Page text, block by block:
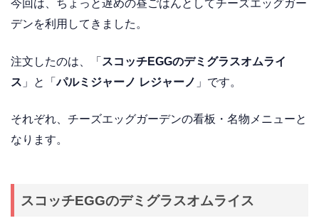
今回は、ちょっと遅めの昼ごはんとしてチーズエッグガー
デンを利用してきました。
注文したのは、「 スコッチEGGのデミグラスオムライ
ス 」と「パルミジャーノ レジャーノ 」です。
それぞれ、チーズエッグガーデンの看板・名物メニューと
なります。
スコッチEGGのデミグラスオムライス